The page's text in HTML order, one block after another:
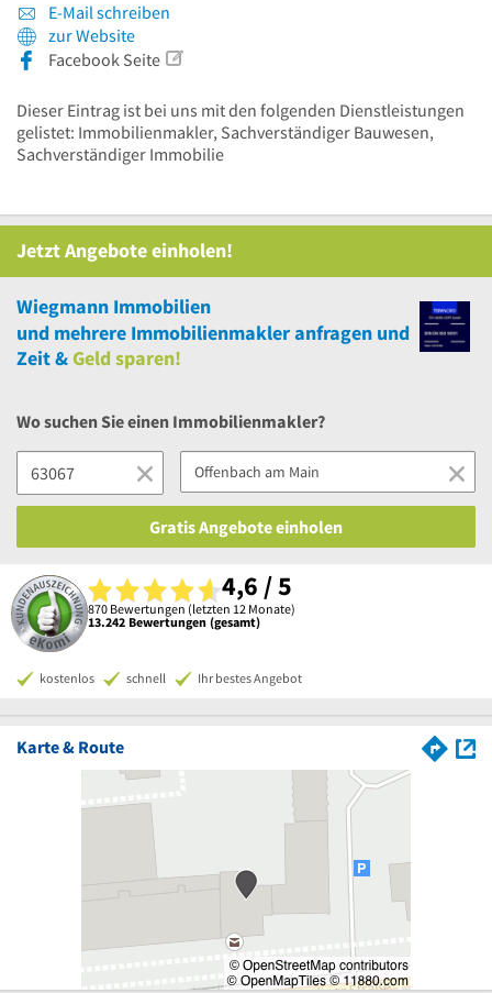
E-Mail schreiben
zur Website
Facebook Seite
Dieser Eintrag ist bei uns mit den folgenden Dienstleistungen
gelistet: Immobilienmakler, Sachverständiger Bauwesen,
Sachverständiger Immobilie
Jetzt Angebote einholen!
Wiegmann Immobilien
und mehrere Immobilienmakler anfragen und
Zeit &Geld sparen!
Wo suchen Sie einen Immobilienmakler?
Gratis Angebote einholen
4,6 / 5
870 Bewertungen (letzten 12 Monate)
13.242 Bewertungen (gesamt)
kostenlos schnell Ihr bestes Angebot
Karte & Route